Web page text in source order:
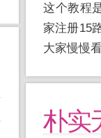
这个教程
家注册15
大家慢慢
朴实